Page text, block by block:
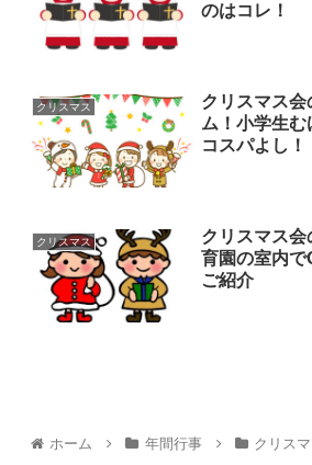
のはコレ！
クリスマス
クリスマス
ム！小学生む
コスパよし！
クリスマス
クリスマス
育園の室内で
ご紹介
ホーム 年間行事 クリスマ